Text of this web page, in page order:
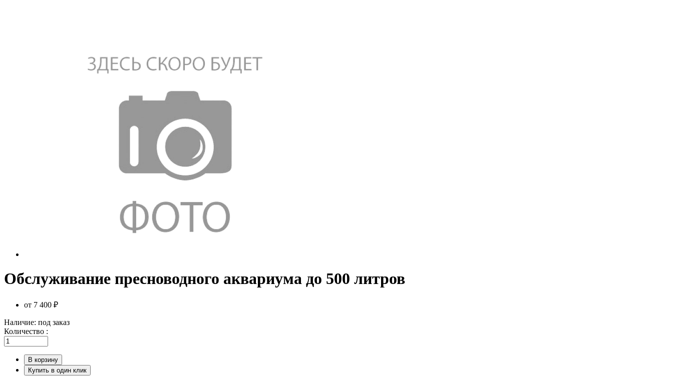
Обслуживание пресноводного аквариума до 500 литров
от 7 400 ₽
Наличие: под заказ
Количество :
В корзину
Купить в один клик